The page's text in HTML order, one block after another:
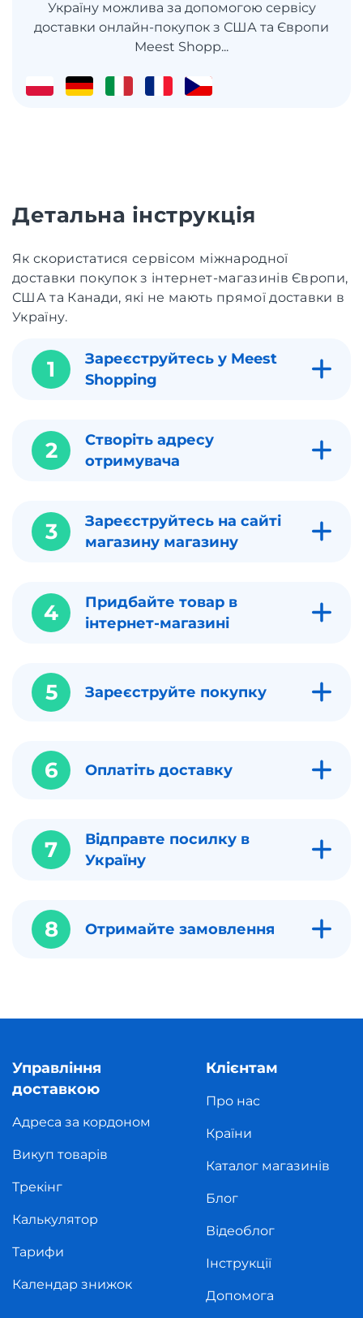
Україну можлива за допомогою сервісу
доставки онлайн-покупок з США та Європи
Meest Shopp...
Детальна інструкція
Як скористатися сервісом міжнародної
доставки покупок з інтернет-магазинів Європи,
США та Канади, які не мають прямої доставки в
Україну.
1
Зареєструйтесь у Meest
Shopping
2
Створіть адресу
отримувача
3
Зареєструйтесь на сайті
магазину магазину
4
Придбайте товар в
інтернет-магазині
5 Зареєструйте покупку
6 Оплатіть доставку
7
Відправте посилку в
Україну
8 Отримайте замовлення
Управління
доставкою
Адреса за кордоном
Викуп товарів
Трекінг
Калькулятор
Тарифи
Календар знижок
Клієнтам
Про нас
Країни
Каталог магазинів
Блог
Відеоблог
Інструкції
Допомога